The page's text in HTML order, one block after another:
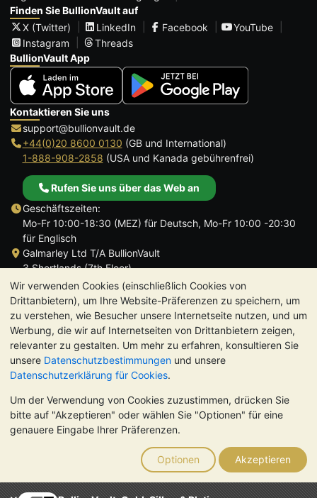
Wir verwenden Cookies (einschließlich Cookies von
Drittanbietern), um Ihre Website-Präferenzen zu speichern, um
zu verstehen, wie Besucher unsere Internetseite nutzen, und um
Werbung, die wir auf Internetseiten von Drittanbietern zeigen,
relevanter zu gestalten. Um mehr zu erfahren, konsultieren Sie
unsere Datenschutzbestimmungen und unsere
Datenschutzerklärung für Cookies.
Um der Verwendung von Cookies zuzustimmen, drücken Sie
bitte auf "Akzeptieren" oder wählen Sie "Optionen" für eine
genauere Eingabe Ihrer Präferenzen.
Optionen Akzeptieren
Finden Sie BullionVault auf
X (Twitter)
LinkedIn Facebook
YouTube
Instagram
Threads
BullionVault App
Kontaktieren Sie uns
support@bullionvault.de
+44(0)20 8600 0130 (GB und International)
1-888-908-2858 (USA und Kanada gebührenfrei)
Rufen Sie uns über das Web an
Geschäftszeiten:
Mo-Fr 10:00-18:30 (MEZ) für Deutsch, Mo-Fr 10:00 -20:30
für Englisch
Galmarley Ltd T/A BullionVault
3 Shortlands (7th Floor)
Hammersmith
London
W6 8DA
Großbritannien
TrustScore 4.8 | 724 Bewertungen
BITTE BEACHTEN SIE: Der Wert von Edelmetallen kann sowohl
steigen als auch fallen. Historische Trends sind keine Garantie
für zukünftige Preisentwicklungen. Nichts auf den Webseiten
von BullionVault oder in der Kommunikation stellt eine
Anlageberatung dar. Sie sollten sich von einem Fachmann
beraten lassen, um zu sehen, ob der Besitz von Edelmetallen